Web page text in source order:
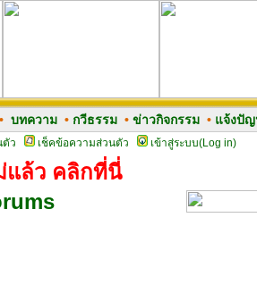
บทความ• กวีธรรม• ข่าวกิจกรรม• แจ้งปัญ
ตัว เช็คข้อความส่วนตัว เข้าสู่ระบบ(Log in)
แล้ว คลิกที่นี่